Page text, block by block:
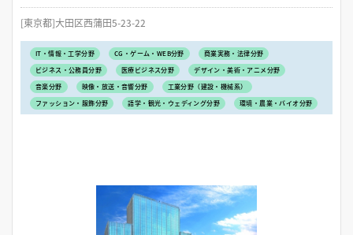
[東京都]大田区西蒲田5-23-22
IT・情報・工学分野 CG・ゲーム・WEB分野
商業実務・法律分野
ビジネス・公務員分野
医療ビジネス分野
デザイン・美術・アニメ分野
音楽分野
映像・放送・音響分野
工業分野（建設・機械系）
ファッション・服飾分野
語学・観光・ウェディング分野 環境・農業・バイオ分野